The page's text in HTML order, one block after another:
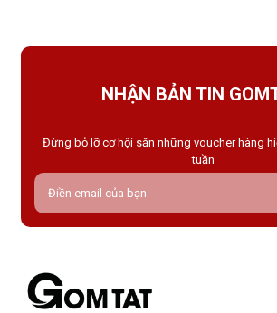
NHẬN BẢN TIN
Đừng bỏ lỡ cơ hội săn những voucher hàng
tuần